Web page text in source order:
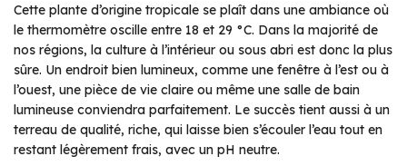
Cette plante d’origine tropicale se plaît dans une ambiance où
le thermomètre oscille entre 18 et 29 °C. Dans la majorité de
nos régions, la culture à l’intérieur ou sous abri est donc la plus
sûre. Un endroit bien lumineux, comme une fenêtre à l’est ou à
l’ouest, une pièce de vie claire ou même une salle de bain
lumineuse conviendra parfaitement. Le succès tient aussi à un
terreau de qualité, riche, qui laisse bien s’écouler l’eau tout en
restant légèrement frais, avec un pH neutre.